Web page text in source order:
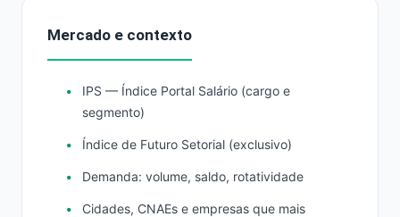
Mercado e contexto
IPS — Índice Portal Salário (cargo e
segmento)
Índice de Futuro Setorial (exclusivo)
Demanda: volume, saldo, rotatividade
Cidades, CNAEs e empresas que mais